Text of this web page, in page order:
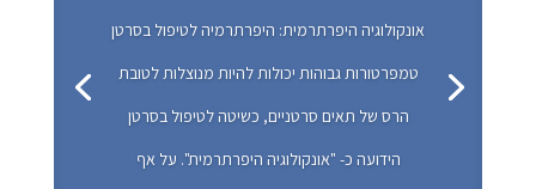
אונקולוגיה היפרתרמית: היפרתרמיה לטיפול בסרטן
טמפרטורות גבוהות יכולות להיות מנוצלות לטובת
הרס של תאים סרטניים, כשיטה לטיפול בסרטן
הידועה כ- "אונקולוגיה היפרתרמית". על אף